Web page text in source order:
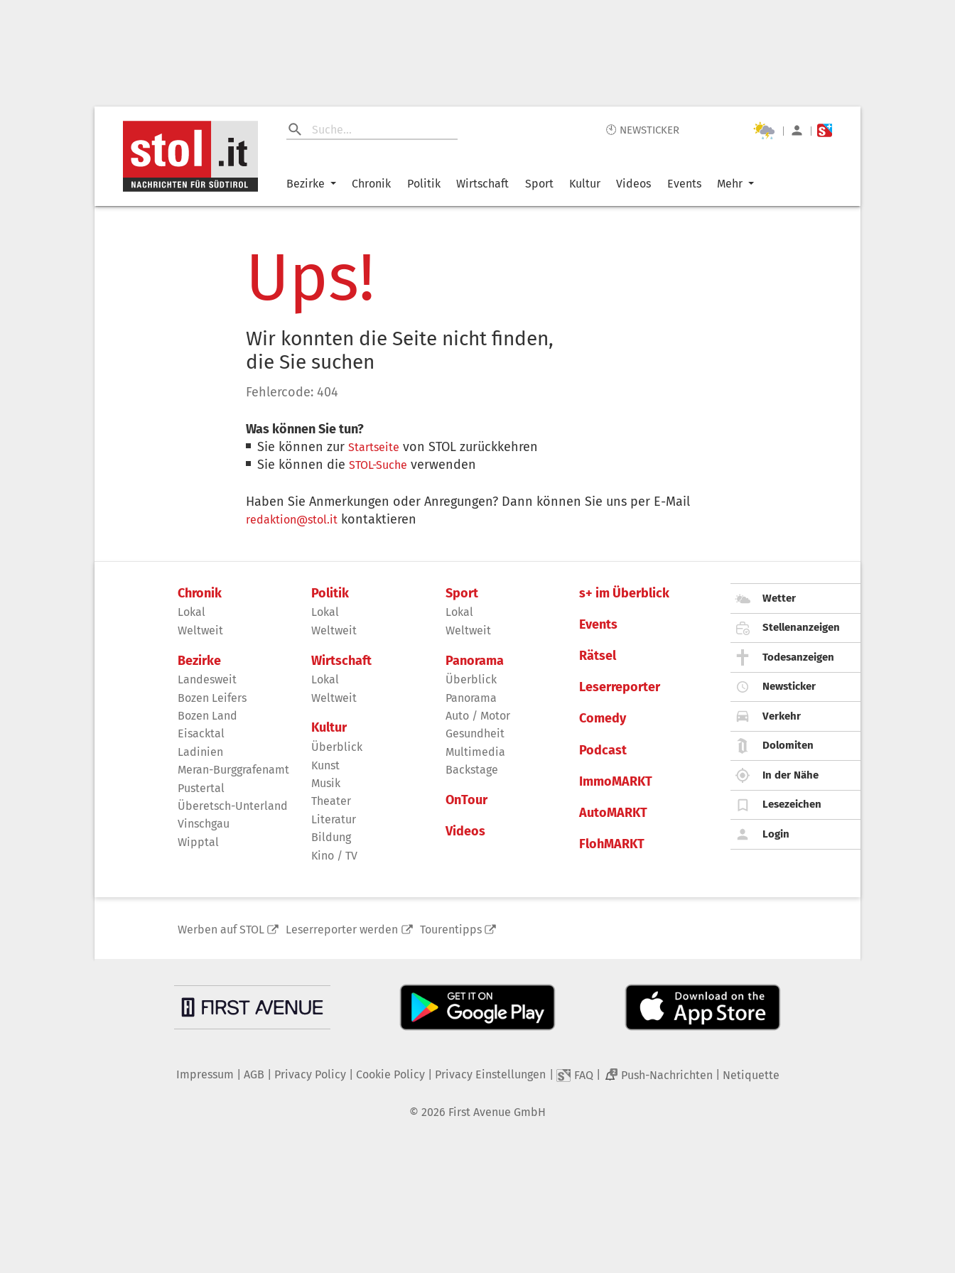
🕙 NEWSTICKER | |
Bezirke Chronik Politik Wirtschaft Sport Kultur Videos Events Mehr
Ups!
Wir konnten die Seite nicht finden,
die Sie suchen
Fehlercode: 404
Was können Sie tun?
Sie können zurStartseite von STOL zurückkehren
Sie können dieSTOL-Suche verwenden
Haben Sie Anmerkungen oder Anregungen? Dann können Sie uns per E-Mail
redaktion@stol.it kontaktieren
Chronik
Lokal
Weltweit
Bezirke
Landesweit
Bozen Leifers
Bozen Land
Eisacktal
Ladinien
Meran-Burggrafenamt
Pustertal
Überetsch-Unterland
Vinschgau
Wipptal
Politik
Lokal
Weltweit
Wirtschaft
Lokal
Weltweit
Kultur
Überblick
Kunst
Musik
Theater
Literatur
Bildung
Kino / TV
Sport
Lokal
Weltweit
Panorama
Überblick
Panorama
Auto / Motor
Gesundheit
Multimedia
Backstage
OnTour
Videos
s+ im Überblick
Events
Rätsel
Leserreporter
Comedy
Podcast
ImmoMARKT
AutoMARKT
FlohMARKT
Wetter
Stellenanzeigen
Todesanzeigen
Newsticker
Verkehr
Dolomiten
In der Nähe
Lesezeichen
Login
Werben auf STOL Leserreporter werden Tourentipps
Impressum AGB Privacy Policy| Cookie Policy| Privacy Einstellungen FAQ 2 Push-Nachrichten Netiquette
© 2026 First Avenue GmbH